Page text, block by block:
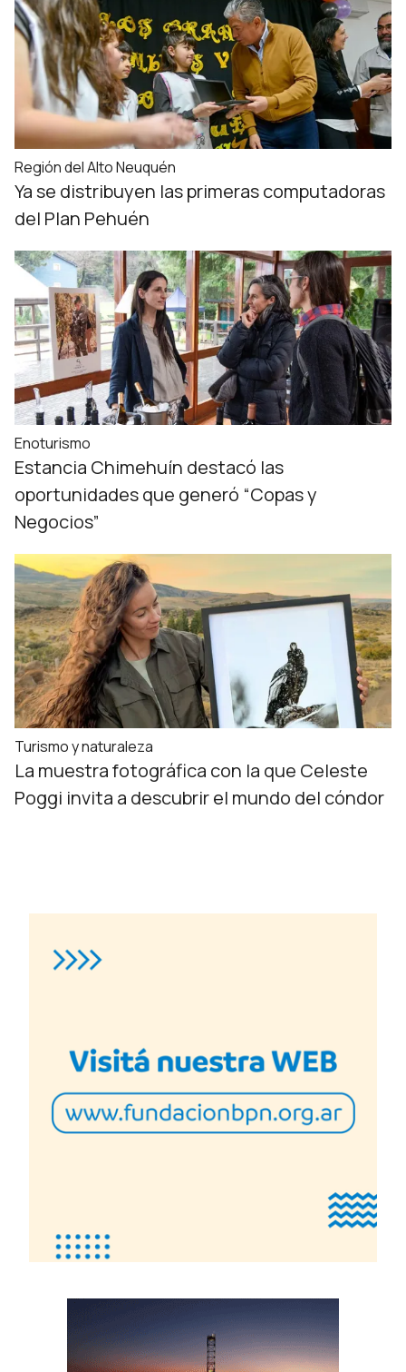
Región del Alto Neuquén
Ya se distribuyen las primeras computadoras
del Plan Pehuén
Enoturismo
Estancia Chimehuín destacó las
oportunidades que generó “Copas y
Negocios”
Turismo y naturaleza
La muestra fotográfica con la que Celeste
Poggi invita a descubrir el mundo del cóndor